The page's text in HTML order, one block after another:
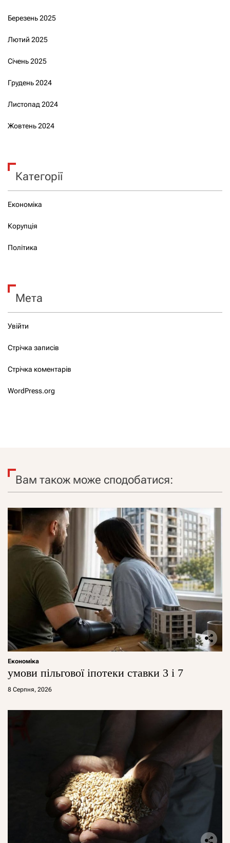
Березень 2025
Лютий 2025
Січень 2025
Грудень 2024
Листопад 2024
Жовтень 2024
Категорії
Економіка
Корупція
Політика
Мета
Увійти
Стрічка записів
Стрічка коментарів
WordPress.org
Вам також може сподобатися:
Економіка
умови пільгової іпотеки ставки 3 і 7
8 Серпня, 2026